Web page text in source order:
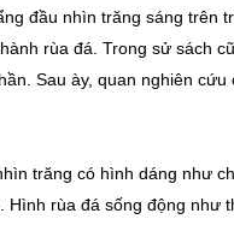
đầu nhìn trăng sáng trên
rùa đá. Trong sử sách
Sau ày, quan nghiên
trăng có hình dáng như
Hình rùa đá sống động như